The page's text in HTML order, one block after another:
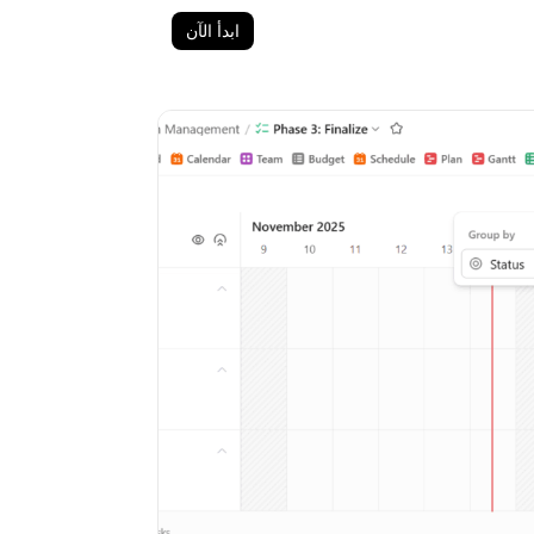
ابدأ الآن